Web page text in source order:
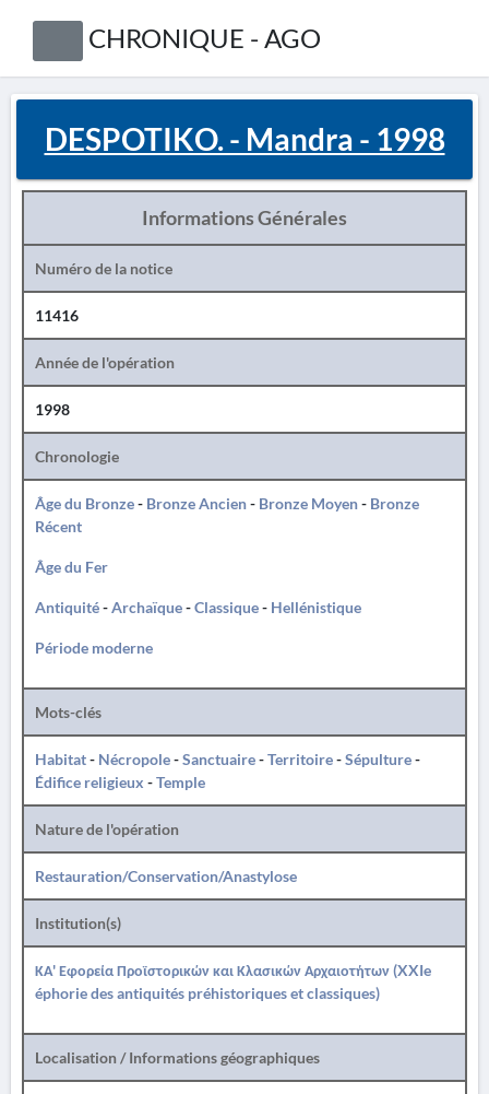
CHRONIQUE - AGO
DESPOTIKO. - Mandra - 1998
Informations Générales
Numéro de la notice
11416
Année de l'opération
1998
Chronologie
Âge du Bronze- Bronze Ancien- Bronze Moyen- Bronze
Récent
Âge du Fer
Antiquité-Archaïque-Classique- Hellénistique
Période moderne
Mots-clés
Habitat- Nécropole-Sanctuaire-Territoire-Sépulture-
Édifice religieux -Temple
Nature de l'opération
Restauration/Conservation/Anastylose
Institution(s)
ΚΑ' Εφορεία Προϊστορικών και Κλασικών Αρχαιοτήτων (XXIe
éphorie des antiquités préhistoriques et classiques)
Localisation / Informations géographiques